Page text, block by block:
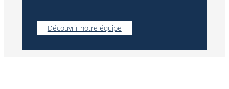
Découvrir notre équipe